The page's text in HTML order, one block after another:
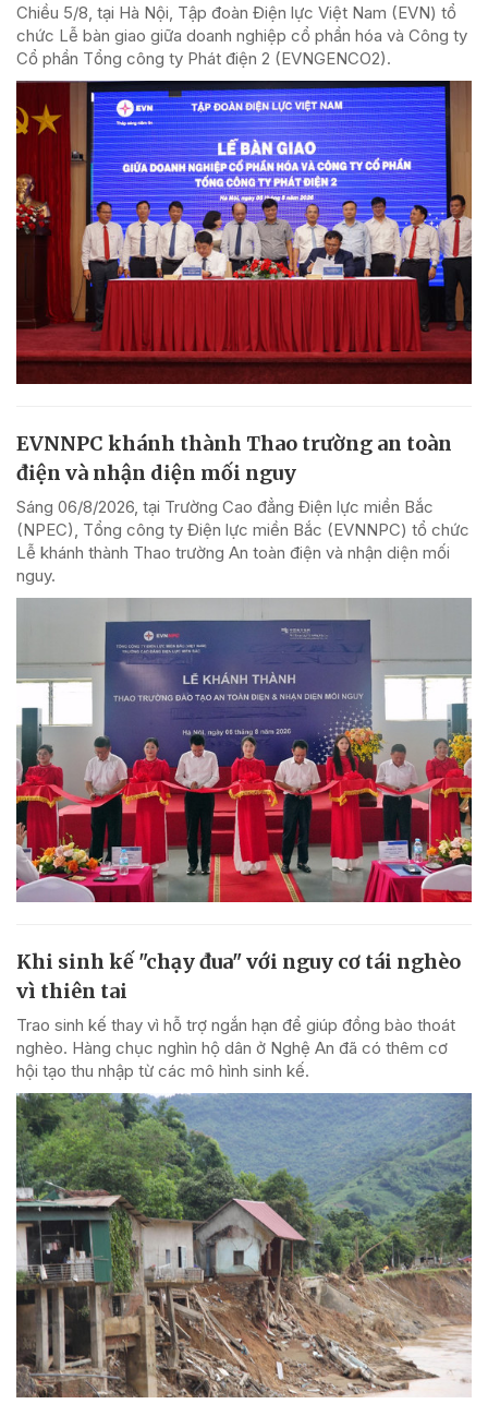
Chiều 5/8, tại Hà Nội, Tập đoàn Điện lực Việt Nam (EVN) tổ
chức Lễ bàn giao giữa doanh nghiệp cổ phần hóa và Công ty
Cổ phần Tổng công ty Phát điện 2 (EVNGENCO2).
EVNNPC khánh thành Thao trường an toàn
điện và nhận diện mối nguy
Sáng 06/8/2026, tại Trường Cao đẳng Điện lực miền Bắc
(NPEC), Tổng công ty Điện lực miền Bắc (EVNNPC) tổ chức
Lễ khánh thành Thao trường An toàn điện và nhận diện mối
nguy.
Khi sinh kế "chạy đua" với nguy cơ tái nghèo
vì thiên tai
Trao sinh kế thay vì hỗ trợ ngắn hạn để giúp đồng bào thoát
nghèo. Hàng chục nghìn hộ dân ở Nghệ An đã có thêm cơ
hội tạo thu nhập từ các mô hình sinh kế.